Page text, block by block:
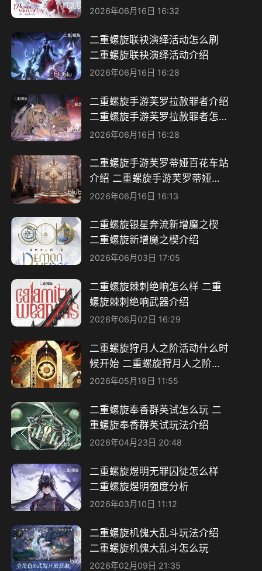
值得获取吗
2026年06月16日 16:32
二重螺旋联袂演绎活动怎么刷
二重螺旋联袂演绎活动介绍
2026年06月16日 16:28
二重螺旋手游芙罗拉赦罪者介绍
二重螺旋手游芙罗拉赦罪者怎么
获取
2026年06月16日 16:28
二重螺旋手游芙罗蒂娅百花车站
介绍 二重螺旋手游芙罗蒂娅百
花车站详解
2026年06月16日 16:13
二重螺旋银星奔流新增魔之楔
二重螺旋新增魔之楔介绍
2026年06月03日 17:05
二重螺旋棘刺绝响怎么样 二重
螺旋棘刺绝响武器介绍
2026年06月02日 16:29
二重螺旋狩月人之阶活动什么时
候开始 二重螺旋狩月人之阶活
动前瞻
2026年05月19日 11:55
二重螺旋奉香群英试怎么玩 二
重螺旋奉香群英试玩法介绍
2026年04月23日 20:48
二重螺旋煜明无罪囚徒怎么样
二重螺旋煜明强度分析
2026年03月10日 11:12
二重螺旋机傀大乱斗玩法介绍
二重螺旋机傀大乱斗怎么玩
2026年02月09日 21:35